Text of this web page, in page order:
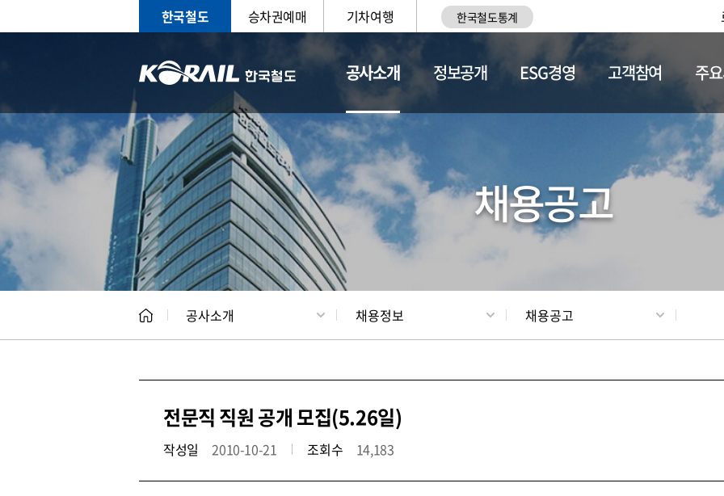
한국철도 승차권예매 기차여행 한국철도통계
공사소개
CEO 일반현황 채용정보
정보공개 ESG경영 고객참여 주
채용공고
공사소개 채용정보 채용공고
전문직 직원 공개 모집(5.26일)
작성일 2010-10-21 조회수 14,183